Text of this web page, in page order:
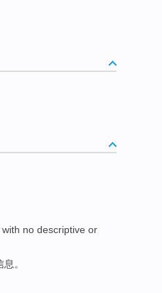
with no descriptive or
息 。